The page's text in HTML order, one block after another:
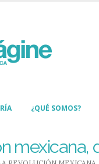
¿QUÉ SOMOS?
mexicana,